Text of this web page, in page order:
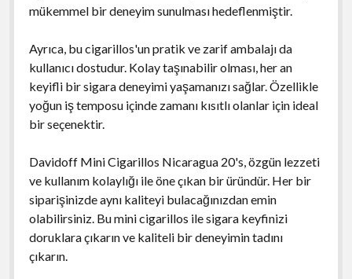
mükemmel bir deneyim sunulması hedeflenmiştir.
Ayrıca, bu cigarillos'un pratik ve zarif ambalajı da
kullanıcı dostudur. Kolay taşınabilir olması, her an
keyifli bir sigara deneyimi yaşamanızı sağlar. Özellikle
yoğun iş temposu içinde zamanı kısıtlı olanlar için ideal
bir seçenektir.
Davidoff Mini Cigarillos Nicaragua 20's, özgün lezzeti
ve kullanım kolaylığı ile öne çıkan bir üründür. Her bir
siparişinizde aynı kaliteyi bulacağınızdan emin
olabilirsiniz. Bu mini cigarillos ile sigara keyfinizi
doruklara çıkarın ve kaliteli bir deneyimin tadını
çıkarın.